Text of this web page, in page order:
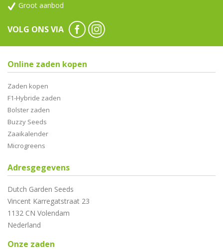
Groot aanbod
VOLG ONS VIA
Online zaden kopen
Zaden kopen
F1-Hybride zaden
Bolster zaden
Buzzy Seeds
Zaaikalender
Microgreens
Adresgegevens
Dutch Garden Seeds
Vincent Karregatstraat 23
1132 CN Volendam
Nederland
Onze zaden